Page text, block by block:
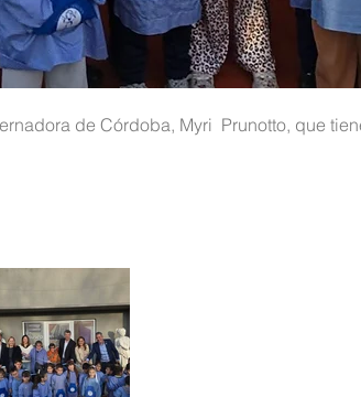
de Córdoba, Myri Prunotto, que